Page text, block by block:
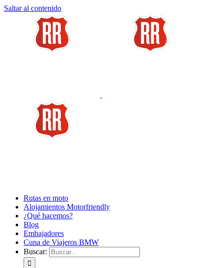
Saltar al contenido
Rutas en moto
Alojamientos Motorfriendly
¿Qué hacemos?
Blog
Embajadores
Cuna de Viajeros BMW
Buscar: